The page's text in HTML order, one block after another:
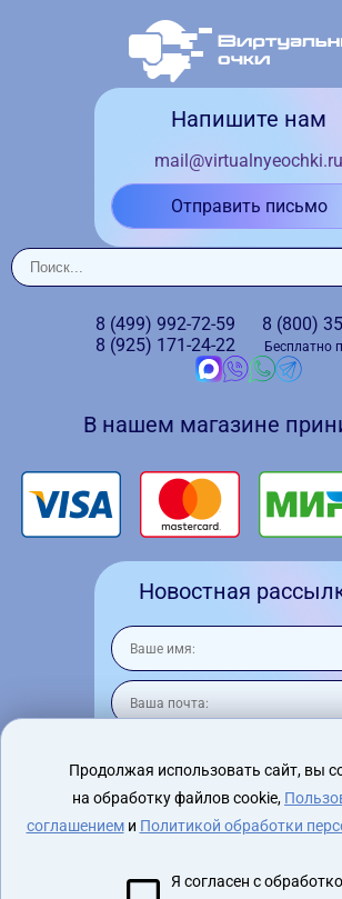
Напишите нам
mail@virtualnyeochki.ru
Отправить письмо
8 (499) 992-72-59
8 (925) 171-24-22
8 (800)
Бесплатно
В нашем магазине
Новостная
Я согласен на обработку
данных
Продолжая использовать сайт, вы
на обработку файлов cookie,
соглашениеми Политикой обработки
Я согласен с